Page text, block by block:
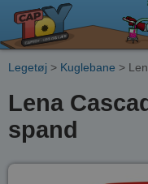
Legetøj > Kuglebane >
Lena
spand